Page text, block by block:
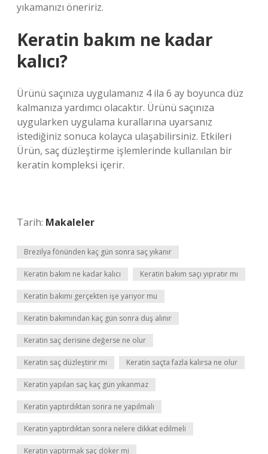
yıkamanızı öneririz.
Keratin bakım ne kadar
kalıcı?
Ürünü saçınıza uygulamanız 4 ila 6 ay boyunca düz
kalmanıza yardımcı olacaktır. Ürünü saçınıza
uygularken uygulama kurallarına uyarsanız
istediğiniz sonuca kolayca ulaşabilirsiniz. Etkileri
Ürün, saç düzleştirme işlemlerinde kullanılan bir
keratin kompleksi içerir.
Tarih: Makaleler
Brezilya fönünden kaç gün sonra saç yıkanır
Keratin bakım ne kadar kalıcı Keratin bakım saçı yıpratır mı
Keratin bakımı gerçekten işe yarıyor mu
Keratin bakımından kaç gün sonra duş alınır
Keratin saç derisine değerse ne olur
Keratin saç düzleştirir mi Keratin saçta fazla kalırsa ne olur
Keratin yapılan saç kaç gün yıkanmaz
Keratin yaptırdıktan sonra ne yapılmalı
Keratin yaptırdıktan sonra nelere dikkat edilmeli
Keratin yaptırmak saç döker mi